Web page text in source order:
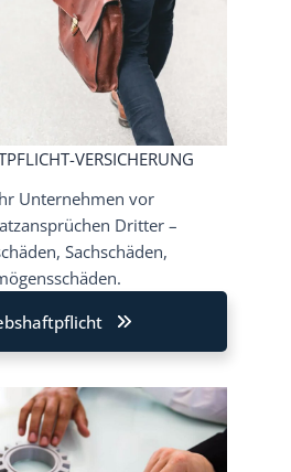
VERSICHERUNG
Unternehmen vor
Dritter –
Sachschäden,